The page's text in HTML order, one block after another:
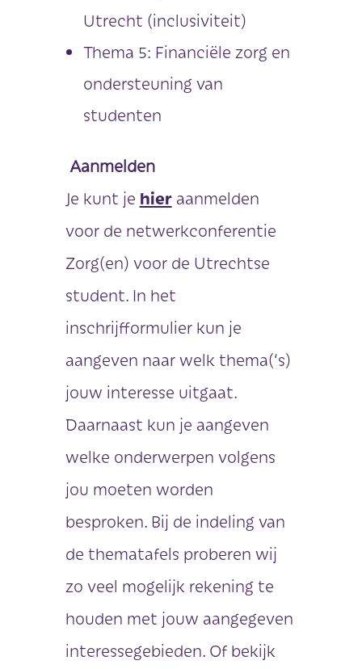
Utrecht (inclusiviteit)
Thema 5: Financiële zorg en
ondersteuning van
studenten
Aanmelden
Je kunt je hieraanmelden
voor de netwerkconferentie
Zorg(en) voor de Utrechtse
student. In het
inschrijfformulier kun je
aangeven naar welk thema(‘s)
jouw interesse uitgaat.
Daarnaast kun je aangeven
welke onderwerpen volgens
jou moeten worden
besproken. Bij de indeling van
de thematafels proberen wij
zo veel mogelijk rekening te
houden met jouw aangegeven
interessegebieden. Of bekijk